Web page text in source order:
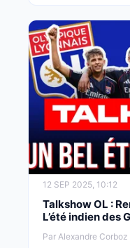
12 SEP 2025, 10:12
Talkshow OL :
L’été indien des
Par Alexandre Corboz